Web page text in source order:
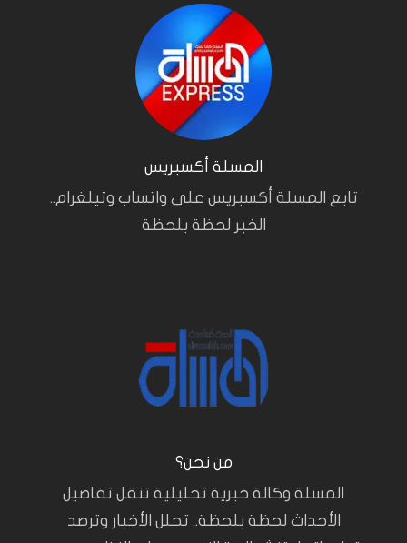
المسلة أكسبريس
تابع المسلة أكسبريس على واتساب وتيلغرام..
الخبر لحظة بلحظة
من نحن؟
المسلة وكالة خبرية تحليلية تنقل تفاصيل
الأحداث لحظة بلحظة.. تحلل الأخبار وترصد